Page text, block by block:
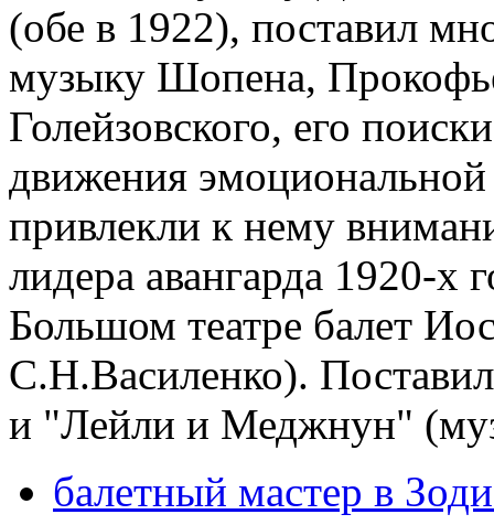
(обе в 1922), поставил
музыку Шопена,
Голейзовского, его
движения
привлекли к нему
лидера авангарда 1920-х
Большом театре балет
С.Н.Василенко).
и "Лейли и Меджнун"
балетный мастер в